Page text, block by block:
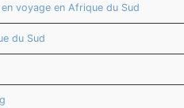
voyage en Afrique du Sud
du Sud